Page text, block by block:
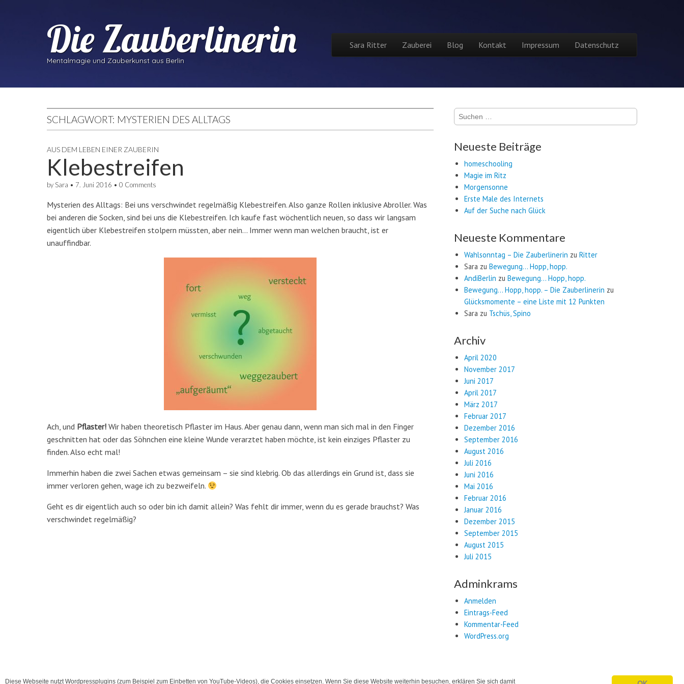
Die Zauberlinerin
Mentalmagie und Zauberkunst aus Berlin
Main menu
Sara Ritter Zauberei Blog Kontakt Impressum Datenschutz
SCHLAGWORT: MYSTERIEN DES ALLTAGS
AUS DEM LEBEN EINER ZAUBERIN
Klebestreifen
by Sara • 7. Juni 2016 • 0 Comments
Mysterien des Alltags: Bei uns verschwindet regelmäßig Klebestreifen. Also ganze Rollen inklusive Abroller. Was
bei anderen die Socken, sind bei uns die Klebestreifen. Ich kaufe fast wöchentlich neuen, so dass wir langsam
eigentlich über Klebestreifen stolpern müssten, aber nein… Immer wenn man welchen braucht, ist er
unauffindbar.
Ach, und Pflaster! Wir haben theoretisch Pflaster im Haus. Aber genau dann, wenn man sich mal in den Finger
geschnitten hat oder das Söhnchen eine kleine Wunde verarztet haben möchte, ist kein einziges Pflaster zu
finden. Also echt mal!
Immerhin haben die zwei Sachen etwas gemeinsam – sie sind klebrig. Ob das allerdings ein Grund ist, dass sie
immer verloren gehen, wage ich zu bezweifeln.
Geht es dir eigentlich auch so oder bin ich damit allein? Was fehlt dir immer, wenn du es gerade brauchst? Was
verschwindet regelmäßig?
Suchen
nach:
Neueste Beiträge
homeschooling
Magie im Ritz
Morgensonne
Erste Male des Internets
Auf der Suche nach Glück
Neueste Kommentare
Wahlsonntag – Die Zauberlinerin zu Ritter
Sara zu Bewegung… Hopp, hopp.
AndiBerlin zu Bewegung… Hopp, hopp.
Bewegung… Hopp, hopp. – Die Zauberlinerin zu
Glücksmomente – eine Liste mit 12 Punkten
Sara zu Tschüs, Spino
Archiv
April 2020
November 2017
Juni 2017
April 2017
März 2017
Februar 2017
Dezember 2016
September 2016
August 2016
Juli 2016
Juni 2016
Mai 2016
Februar 2016
Januar 2016
Dezember 2015
September 2015
August 2015
Juli 2015
Adminkrams
Anmelden
Eintrags-Feed
Kommentar-Feed
WordPress.org
Diese Webseite nutzt Wordpressplugins (zum Beispiel zum Einbetten von YouTube-Videos), die Cookies einsetzen. Wenn Sie diese Website weiterhin besuchen, erklären Sie sich damit